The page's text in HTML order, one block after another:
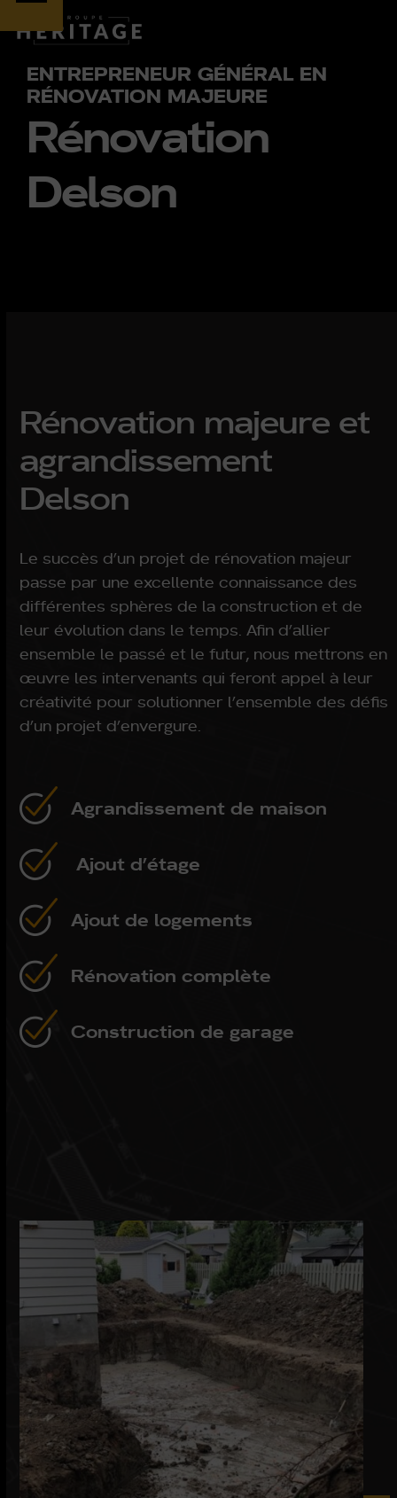
toOpen
mobile
menu
Close
mobile
menu
ENTREPRENEUR GÉNÉRAL EN
RÉNOVATION MAJEURE
Rénovation
Delson
Rénovation majeure et
agrandissement
Delson
Le succès d’un projet de rénovation majeur
passe par une excellente connaissance des
différentes sphères de la construction et de
leur évolution dans le temps. Afin d’allier
ensemble le passé et le futur, nous mettrons en
œuvre les intervenants qui feront appel à leur
créativité pour solutionner l’ensemble des défis
d’un projet d’envergure.
Agrandissement de maison
Ajout d’étage
Ajout de logements
Rénovation complète
Construction de garage